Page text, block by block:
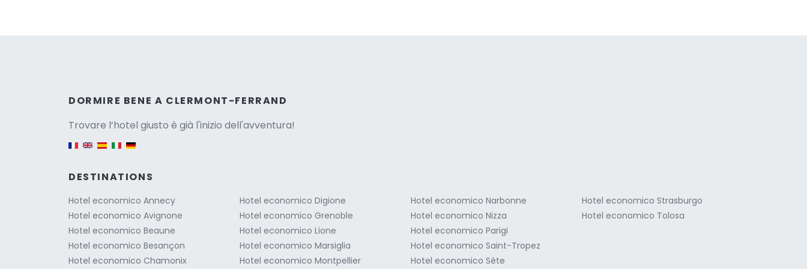
DORMIRE BENE A CLERMONT-FERRAND
Trovare l’hotel giusto è già l'inizio dell'avventura!
Versione italiana
DESTINATIONS
Hotel economico Annecy
Hotel economico Avignone
Hotel economico Beaune
Hotel economico Besançon
Hotel economico Chamonix
Hotel economico Digione
Hotel economico Grenoble
Hotel economico Lione
Hotel economico Marsiglia
Hotel economico Montpellier
Hotel economico Narbonne
Hotel economico Nizza
Hotel economico Parigi
Hotel economico Saint-Tropez
Hotel economico Sète
Hotel economico Strasburgo
Hotel economico Tolosa